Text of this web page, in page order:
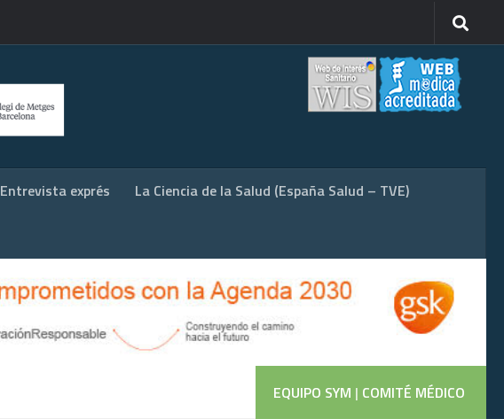
Entrevista exprés La Ciencia de la Salud (España Salud – TVE)
EQUIPO SYM | COMITÉ MÉDICO